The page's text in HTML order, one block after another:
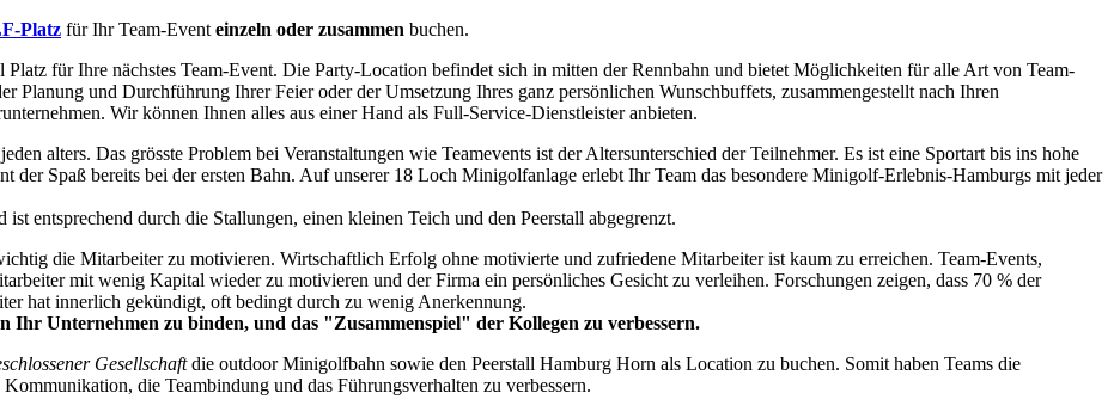
Platz für Ihr Team-Event einzeln oder zusammen buchen.
Platz für Ihre nächstes Team-Event. Die Party-Location befindet sich in mitten der Rennbahn und bietet Möglichkeiten für alle Art von Team-
Planung und Durchführung Ihrer Feier oder der Umsetzung Ihres ganz persönlichen Wunschbuffets, zusammengestellt nach Ihren
Wir können Ihnen alles aus einer Hand als Full-Service-Dienstleister anbieten.
alters. Das grösste Problem bei Veranstaltungen wie Teamevents ist der Altersunterschied der Teilnehmer. Es ist eine Sportart bis ins hohe
Spaß bereits bei der ersten Bahn. Auf unserer 18 Loch Minigolfanlage erlebt Ihr Team das besondere Minigolf-Erlebnis-Hamburgs mit jeder
entsprechend durch die Stallungen, einen kleinen Teich und den Peerstall abgegrenzt.
die Mitarbeiter zu motivieren. Wirtschaftlich Erfolg ohne motivierte und zufriedene Mitarbeiter ist kaum zu erreichen. Team-Events,
mit wenig Kapital wieder zu motivieren und der Firma ein persönliches Gesicht zu verleihen. Forschungen zeigen, dass 70 % der
hat innerlich gekündigt, oft bedingt durch zu wenig Anerkennung.
Unternehmen zu binden, und das "Zusammenspiel" der Kollegen zu verbessern.
Gesellschaftdie outdoor Minigolfbahn sowie den Peerstall Hamburg Horn als Location zu buchen. Somit haben Teams die
die Teambindung und das Führungsverhalten zu verbessern.